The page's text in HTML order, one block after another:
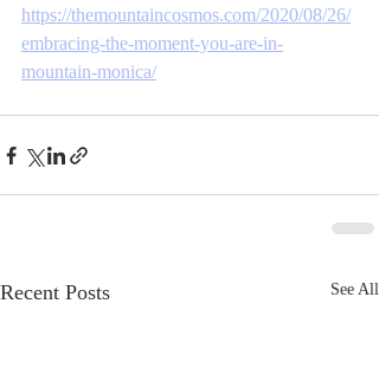
https://themountaincosmos.com/2020/08/26/
embracing-the-moment-you-are-in-
mountain-monica/
Recent Posts See All